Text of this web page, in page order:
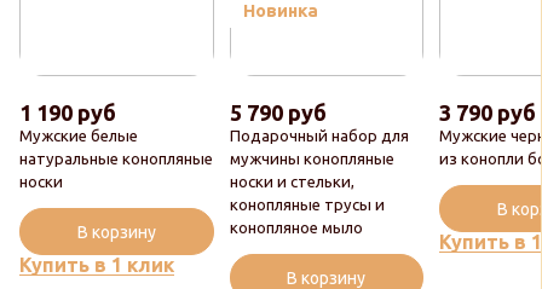
Мужские белые
натуральные конопляные
носки
1 190 руб
Купить в 1 клик
В корзину
Новинка
Подарочный набор для
мужчины конопляные
носки и стельки,
конопляные трусы и
конопляное мыло
5 790 руб
В корзину
Мужские
из конопли
3 790 руб
Купить в
В